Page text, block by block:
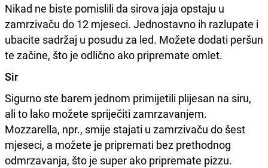
Nikad ne biste pomislili da sirova jaja opstaju u
zamrzivaču do 12 mjeseci. Jednostavno ih razlupate i
ubacite sadržaj u posudu za led. Možete dodati peršun
te začine, što je odlično ako pripremate omlet.
Sir
Sigurno ste barem jednom primijetili plijesan na siru,
ali to lako možete spriječiti zamrzavanjem.
Mozzarella, npr., smije stajati u zamrzivaču do šest
mjeseci, a možete je pripremati bez prethodnog
odmrzavanja, što je super ako pripremate pizzu.